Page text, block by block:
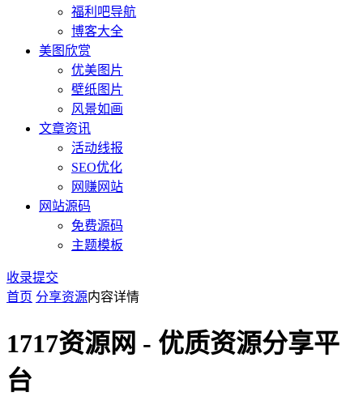
福利吧导航
博客大全
美图欣赏
优美图片
壁纸图片
风景如画
文章资讯
活动线报
SEO优化
网赚网站
网站源码
免费源码
主题模板
收录提交
首页 分享资源内容详情
1717资源网 - 优质资源分享平
台